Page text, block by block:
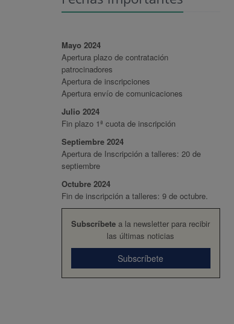
Mayo 2024
Apertura plazo de contratación
patrocinadores
Apertura de inscripciones
Apertura envío de comunicaciones
Julio 2024
Fin plazo 1ª cuota de inscripción
Septiembre 2024
Apertura de Inscripción a talleres: 20 de
septiembre
Octubre 2024
Fin de inscripción a talleres: 9 de octubre.
Subscríbete a la newsletter para recibir
las últimas noticias
Subscríbete